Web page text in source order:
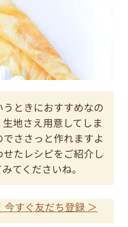
ときにおすすめなの
地さえ用意してしま
ささっと作れますよ
たレシピをご紹介し
てくださいね。
すぐ友だち登録 ＞